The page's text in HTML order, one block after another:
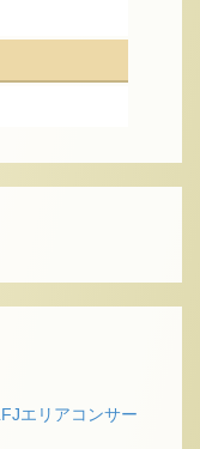
エリアコンサー